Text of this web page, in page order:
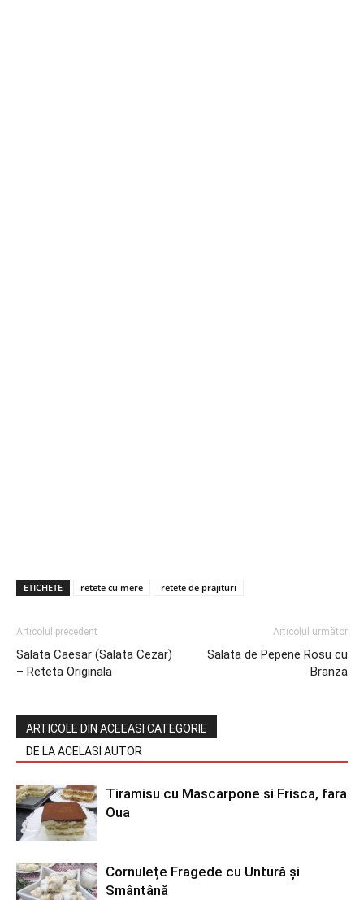
ETICHETE retete cu mere retete de prajituri
Articolul precedent
Salata Caesar (Salata Cezar)
– Reteta Originala
Articolul următor
Salata de Pepene Rosu cu
Branza
ARTICOLE DIN ACEEASI CATEGORIE
DE LA ACELASI AUTOR
Tiramisu cu Mascarpone si Frisca, fara
Oua
Cornulețe Fragede cu Untură și
Smântână